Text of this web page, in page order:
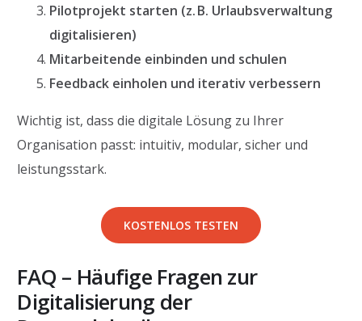
Pilotprojekt starten (z. B. Urlaubsverwaltung
digitalisieren)
Mitarbeitende einbinden und schulen
Feedback einholen und iterativ verbessern
Wichtig ist, dass die digitale Lösung zu Ihrer
Organisation passt: intuitiv, modular, sicher und
leistungsstark.
KOSTENLOS TESTEN
FAQ – Häufige Fragen zur
Digitalisierung der